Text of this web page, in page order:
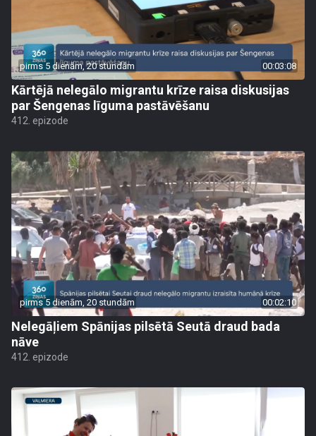
pirms 5 dienām, 20 stundām 00:03:08
Kārtējā nelegālo migrantu krīze raisa diskusijas
par Šengenas līguma pastāvēšanu
412. epizode
pirms 5 dienām, 20 stundām 00:02:10
Nelegāļiem Spānijas pilsētā Seutā draud bada
nāve
412. epizode